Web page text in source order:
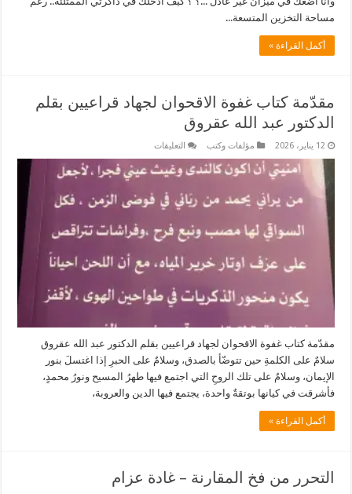
مساحة التخزين المتسعة...
أكمل القراءة »
مقدّمة كتاب غفوة الاقحوان لجهاد قراعيين بقلم
الدكتور عبد الله عقروق
12 يناير، 2026 مؤلفات وكتب التعليقات
كتاب
غفوة
لجهاد
قراعيين
الدكتور
عبد
عقروق
مغلقة
مقدّمة كتاب غفوة الاقحوان لجهاد قراعيين بقلم الدكتور عبد الله عقروق
سلامٌ على الكلمةِ حين تتوضّأ بالصدق، وسلامٌ على الحبرِ إذا اغتسلَ بنور
الإيمان، وسلامٌ على تلك الروحِ التي اجتمع فيها طهرُ المسيح ونورُ محمدٍ،
فأشرقت في كيانها بوتقةٌ واحدة، يجتمع فيها الدين والعروبة،
أكمل القراءة »
التحرر من فخ المقارنة – غادة عزام